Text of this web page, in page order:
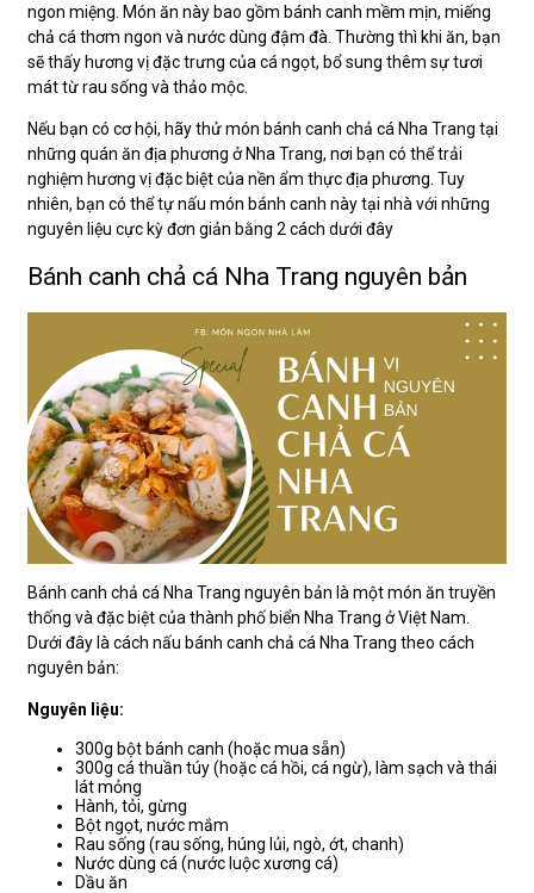
ngon miệng. Món ăn này bao gồm bánh canh mềm mịn, miếng
chả cá thơm ngon và nước dùng đậm đà. Thường thì khi ăn, bạn
sẽ thấy hương vị đặc trưng của cá ngọt, bổ sung thêm sự tươi
mát từ rau sống và thảo mộc.
Nếu bạn có cơ hội, hãy thử món bánh canh chả cá Nha Trang tại
những quán ăn địa phương ở Nha Trang, nơi bạn có thể trải
nghiệm hương vị đặc biệt của nền ẩm thực địa phương. Tuy
nhiên, bạn có thể tự nấu món bánh canh này tại nhà với những
nguyên liệu cực kỳ đơn giản bằng 2 cách dưới đây
Bánh canh chả cá Nha Trang nguyên bản
Bánh canh chả cá Nha Trang nguyên bản là một món ăn truyền
thống và đặc biệt của thành phố biển Nha Trang ở Việt Nam.
Dưới đây là cách nấu bánh canh chả cá Nha Trang theo cách
nguyên bản:
Nguyên liệu:
300g bột bánh canh (hoặc mua sẵn)
300g cá thuần túy (hoặc cá hồi, cá ngừ), làm sạch và thái
lát mỏng
Hành, tỏi, gừng
Bột ngọt, nước mắm
Rau sống (rau sống, húng lủi, ngò, ớt, chanh)
Nước dùng cá (nước luộc xương cá)
Dầu ăn